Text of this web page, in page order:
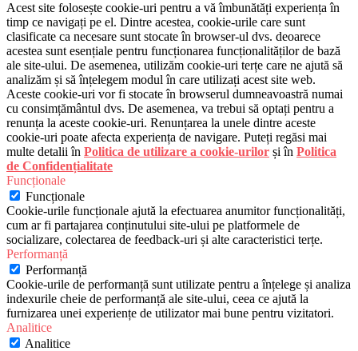
Acest site folosește cookie-uri pentru a vă îmbunătăți experiența în
timp ce navigați pe el. Dintre acestea, cookie-urile care sunt
clasificate ca necesare sunt stocate în browser-ul dvs. deoarece
acestea sunt esențiale pentru funcționarea funcționalităților de bază
ale site-ului. De asemenea, utilizăm cookie-uri terțe care ne ajută să
analizăm și să înțelegem modul în care utilizați acest site web.
Aceste cookie-uri vor fi stocate în browserul dumneavoastră numai
cu consimțământul dvs. De asemenea, va trebui să optați pentru a
renunța la aceste cookie-uri. Renunțarea la unele dintre aceste
cookie-uri poate afecta experiența de navigare. Puteți regăsi mai
multe detalii în Politica de utilizare a cookie-urilor și în Politica
de Confidențialitate
Funcționale
Funcționale
Cookie-urile funcționale ajută la efectuarea anumitor funcționalități,
cum ar fi partajarea conținutului site-ului pe platformele de
socializare, colectarea de feedback-uri și alte caracteristici terțe.
Performanță
Performanță
Cookie-urile de performanță sunt utilizate pentru a înțelege și analiza
indexurile cheie de performanță ale site-ului, ceea ce ajută la
furnizarea unei experiențe de utilizator mai bune pentru vizitatori.
Analitice
Analitice